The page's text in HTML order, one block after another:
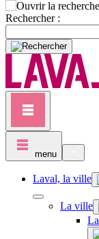
Rechercher :
menu
Laval, la ville
La ville